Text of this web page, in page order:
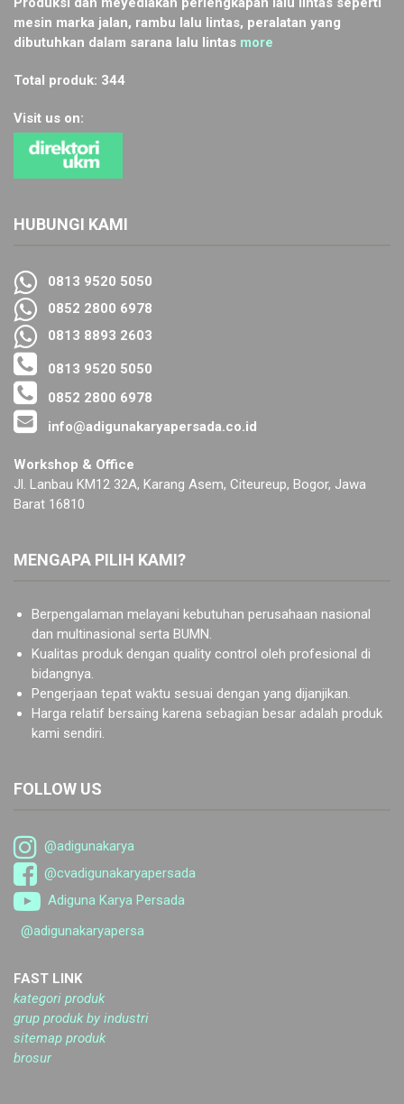
mesin marka jalan, rambu lalu lintas, peralatan yang
dibutuhkan dalam sarana lalu lintas more
Total produk: 344
Visit us on:
HUBUNGI KAMI
0813 9520 5050
0852 2800 6978
0813 8893 2603
0813 9520 5050
0852 2800 6978
info@adigunakaryapersada.co.id
Workshop & Office
Jl. Lanbau KM12 32A, Karang Asem, Citeureup, Bogor, Jawa
Barat 16810
MENGAPA PILIH KAMI?
Berpengalaman melayani kebutuhan perusahaan nasional
dan multinasional serta BUMN.
Kualitas produk dengan quality control oleh profesional di
bidangnya.
Pengerjaan tepat waktu sesuai dengan yang dijanjikan.
Harga relatif bersaing karena sebagian besar adalah produk
kami sendiri.
FOLLOW US
@adigunakarya
@cvadigunakaryapersada
Adiguna Karya Persada
@adigunakaryapersa
FAST LINK
kategori produk
grup produk by industri
sitemap produk
brosur